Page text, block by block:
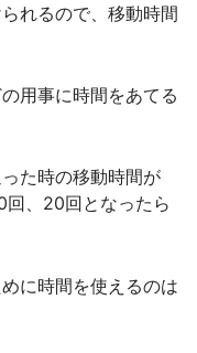
れるので、移動時間
用事に時間をあてる
た時の移動時間が
回、20回となったら
に時間を使えるのは